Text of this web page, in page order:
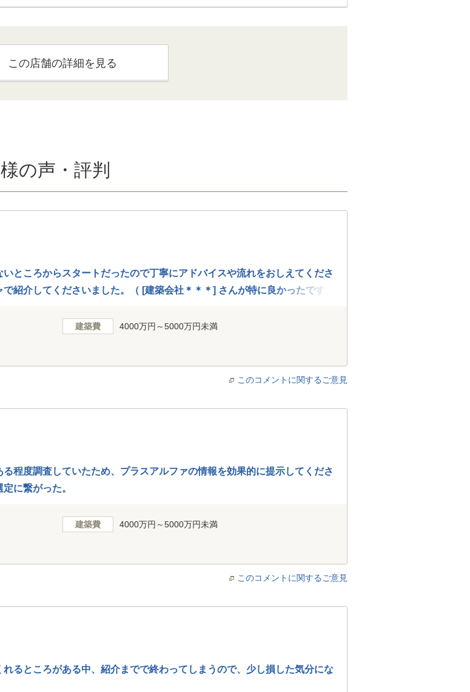
この店舗の詳細を見る
の声・評判
ところからスタートだったので丁寧にアドバイスや流れをおしえてくださ
紹介してくださいました。（ [建築会社＊＊＊] さんが特に良かったです）
建築費 4000万円～5000万円未満
このコメントに関するご意見
程度調査していたため、プラスアルファの情報を効果的に提示してくださ
に繋がった。
建築費 4000万円～5000万円未満
このコメントに関するご意見
るところがある中、紹介までで終わってしまうので、少し損した気分にな